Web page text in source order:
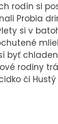
rodín si
Probia
si v
byť
rodiny
či